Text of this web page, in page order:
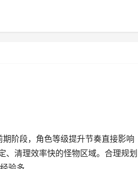
阶段，角色等级提升节奏直接影响
、清理效率快的怪物区域。合理规划